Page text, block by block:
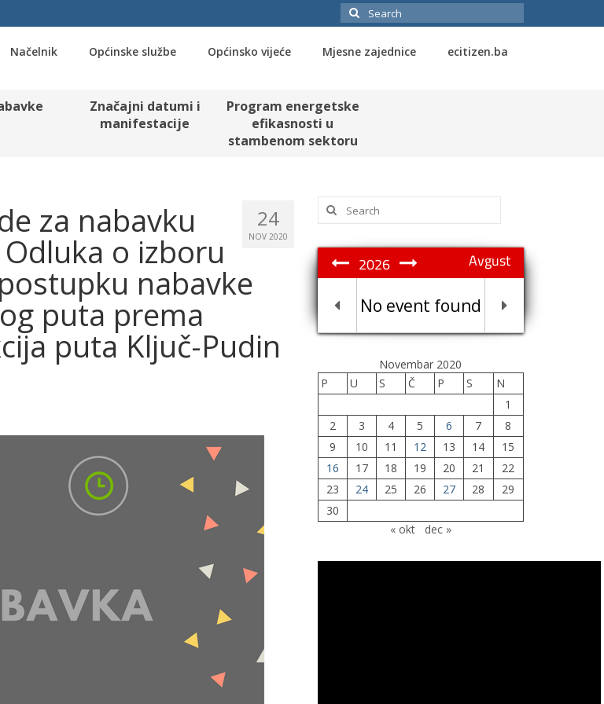
Search
for:
Načelnik Općinske službe Općinsko vijeće Mjesne zajednice ecitizen.ba
Značajni datumi i
manifestacije
Program energetske
efikasnosti u
stambenom sektoru
24
NOV 2020
za nabavku
o izboru
nabavke
puta prema
puta Ključ-Pudin
Search
for:
Avgust
2026
No event found
Novembar 2020
P
U S Č P S
N
1
2
3 4 5 6 7
8
9
10 11 12 13 14
15
16
17 18 19 20 21
22
23
24 25 26 27 28
29
30
« okt
dec »